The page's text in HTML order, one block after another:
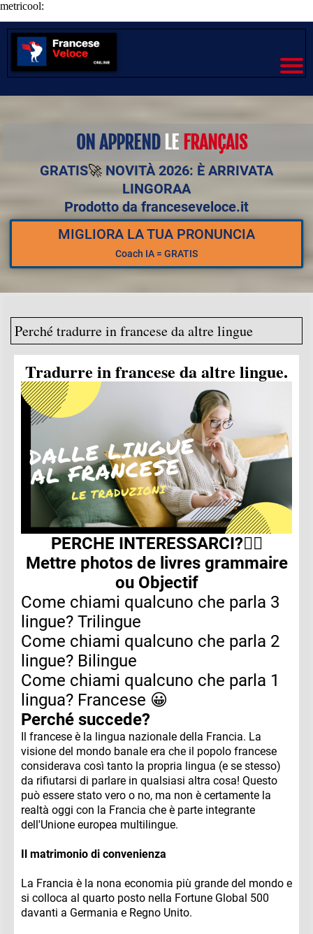
metricool:
ON APPREND LE FRANÇAIS
GRATIS🚀 NOVITÀ 2026: È ARRIVATA
LINGORAA
Prodotto da franceseveloce.it
MIGLIORA LA TUA PRONUNCIA
Coach IA = GRATIS
Perché tradurre in francese da altre lingue
Tradurre in francese da altre lingue.
PERCHE INTERESSARCI?🕵️‍♂️
Mettre photos de livres grammaire
ou Objectif
Come chiami qualcuno che parla 3
lingue? Trilingue
Come chiami qualcuno che parla 2
lingue? Bilingue
Come chiami qualcuno che parla 1
lingua? Francese 😀
Perché succede?
Il francese è la lingua nazionale della Francia. La
visione del mondo banale era che il popolo francese
considerava così tanto la propria lingua (e se stesso)
da rifiutarsi di parlare in qualsiasi altra cosa! Questo
può essere stato vero o no, ma non è certamente la
realtà oggi con la Francia che è parte integrante
dell'Unione europea multilingue.
Il matrimonio di convenienza
La Francia è la nona economia più grande del mondo e
si colloca al quarto posto nella Fortune Global 500
davanti a Germania e Regno Unito.